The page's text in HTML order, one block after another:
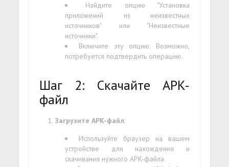
Найдите опцию "Установка
приложений из неизвестных
источников" или "Неизвестные
источники".
Включите эту опцию. Возможно,
потребуется подтвердить операцию.
Шаг 2: Скачайте APK-
файл
Загрузите APK-файл:
Используйте браузер на вашем
устройстве для нахождения и
скачивания нужного APK-файла.